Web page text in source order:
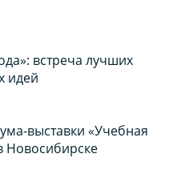
встреча лучших
идей
выставки «Учебная
Новосибирске